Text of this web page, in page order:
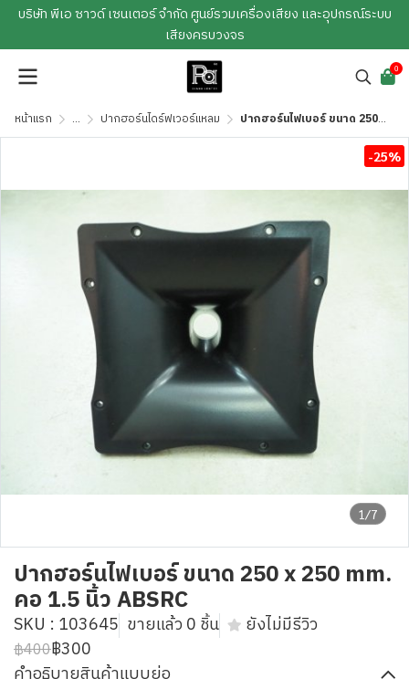
บริษัท พีเอ ซาวด์ เซนเตอร์ จำกัด ศูนย์รวมเครื่องเสียง และอุปกรณ์ระบบ
เสียงครบวงจร
0
หน้าแรก ... ปากฮอร์นไดร์ฟเวอร์แหลม ปากฮอร์นไฟเบอร์ ขนาด 250 x 250 mm. คอ 1.5 นิ้ว ABSRC
1/7
-25%
ปากฮอร์นไฟเบอร์ ขนาด 250 x 250 mm.
คอ 1.5 นิ้ว ABSRC
SKU : 103645 ขายแล้ว 0 ชิ้น ยังไม่มีรีวิว
฿400฿300
คำอธิบายสินค้าแบบย่อ